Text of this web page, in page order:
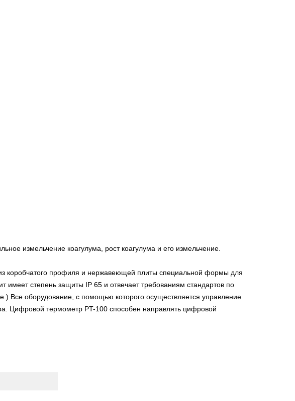
измельчение коагулума, рост коагулума и его измельчение.
коробчатого профиля и нержавеющей плиты специальной формы для
степень защиты IP 65 и отвечает требованиям стандартов по
Все оборудование, с помощью которого осуществляется управление
Цифровой термометр PT-100 способен направлять цифровой